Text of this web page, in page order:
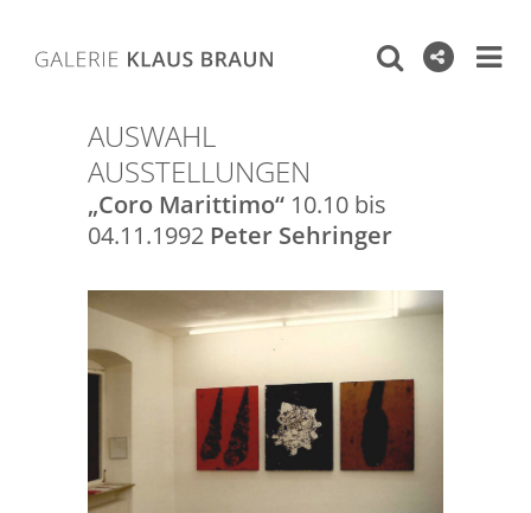
AUSWAHL
AUSSTELLUNGEN
„Coro Marittimo“ 10.10 bis
04.11.1992 Peter Sehringer